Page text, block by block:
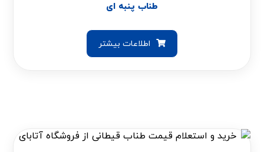
طناب پنبه ای
اطلاعات بیشتر